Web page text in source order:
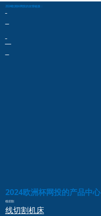
2024欧洲杯网投的友情链接：
2024欧洲杯网投的产品中心
线切割
线切割机床